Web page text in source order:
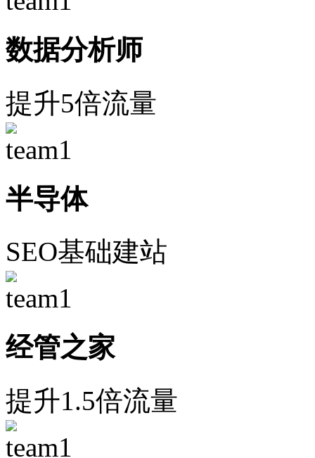
数据分析师
提升5倍流量
半导体
SEO基础建站
经管之家
提升1.5倍流量